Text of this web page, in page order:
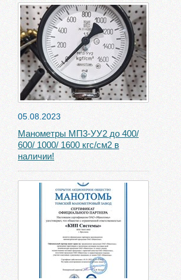
05.08.2023
Манометры МП3-УУ2 до 400/
600/ 1000/ 1600 кгс/см2 в
наличии!